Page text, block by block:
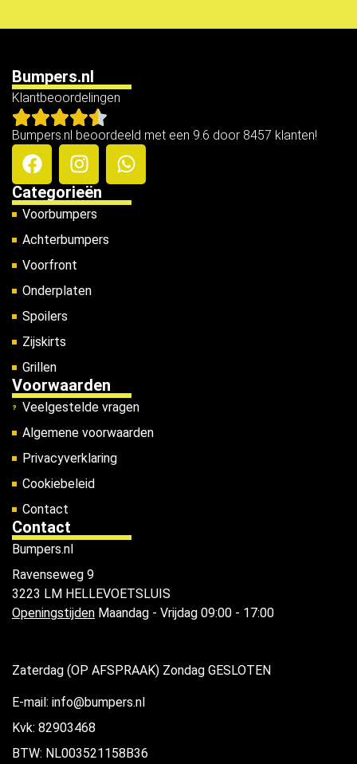
Bumpers.nl
Klantbeoordelingen
Bumpers.nl beoordeeld met een 9.6 door 8457 klanten!
Categorieën
Voorbumpers
Achterbumpers
Voorfront
Onderplaten
Spoilers
Zijskirts
Grillen
Voorwaarden
Veelgestelde vragen
Algemene voorwaarden
Privacyverklaring
Cookiebeleid
Contact
Contact
Bumpers.nl
Ravenseweg 9
3223 LM HELLEVOETSLUIS
Openingstijden Maandag - Vrijdag 09:00 - 17:00
Zaterdag (OP AFSPRAAK) Zondag GESLOTEN
E-mail: info@bumpers.nl
Kvk: 82903468
BTW: NL003521158B36